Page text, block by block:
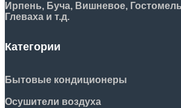
Ирпень, Буча, Вишневое,
Глеваха и т.д.
Категории
Бытовые кондиционеры
Осушители воздуха